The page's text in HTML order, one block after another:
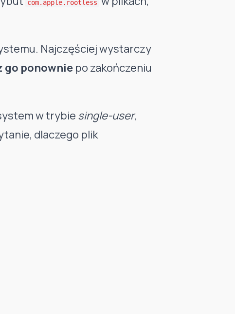
com.apple.rootless
Najczęściej wystarczy
go ponownie po zakończeniu
w trybie single-user,
dlaczego plik